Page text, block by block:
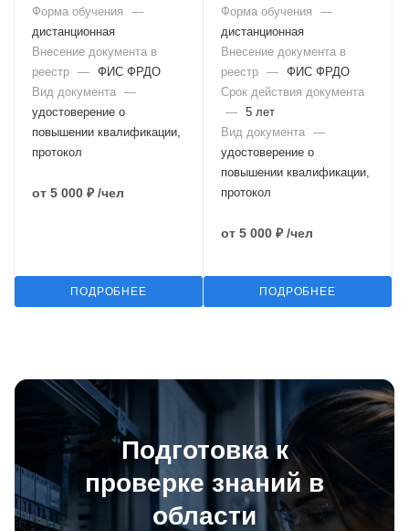
Форма обучения
—
дистанционная
Внесение документа в
реестр — ФИС ФРДО
Вид документа —
удостоверение о
повышении квалификации,
протокол
от 5 000 ₽ /чел
ПОДРОБНЕЕ
Форма обучения
—
дистанционная
Внесение документа в
реестр — ФИС ФРДО
Срок действия документа
— 5 лет
Вид документа —
удостоверение о
повышении квалификации,
протокол
от 5 000 ₽ /чел
ПОДРОБНЕЕ
Подготовка к
проверке знаний в
области